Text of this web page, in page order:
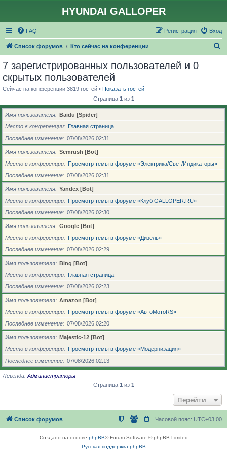
HYUNDAI GALLOPER
FAQ Вход
Регистрация
Список форумов Кто сейчас на конференции
7 зарегистрированных пользователей и 0
скрытых пользователей
Сейчас на конференции 3819 гостей • Показать гостей
Страница 1 из 1
Имя пользователя
Baidu [Spider]
Место в конференции
Главная страница
Последнее изменение
07/08/2026,02:31
Имя пользователя
Semrush [Bot]
Место в конференции
Просмотр темы в форуме «Электрика/Свет/Индикаторы»
Последнее изменение
07/08/2026,02:31
Имя пользователя
Yandex [Bot]
Место в конференции
Просмотр темы в форуме «Клуб GALLOPER.RU»
Последнее изменение
07/08/2026,02:30
Имя пользователя
Google [Bot]
Место в конференции
Просмотр темы в форуме «Дизель»
Последнее изменение
07/08/2026,02:29
Имя пользователя
Bing [Bot]
Место в конференции
Главная страница
Последнее изменение
07/08/2026,02:23
Имя пользователя
Amazon [Bot]
Место в конференции
Просмотр темы в форуме «АвтоМотоRS»
Последнее изменение
07/08/2026,02:20
Имя пользователя
Majestic-12 [Bot]
Место в конференции
Просмотр темы в форуме «Модернизация»
Последнее изменение
07/08/2026,02:13
Легенда: Администраторы
Страница 1 из 1
Перейти
Список форумов Часовой пояс: UTC+03:00
Создано на основе phpBB® Forum Software © phpBB Limited
Русская поддержка phpBB